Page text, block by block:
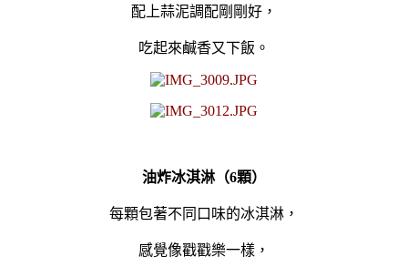
配上蒜泥調配剛剛好，
吃起來鹹香又下飯。
油炸冰淇淋（6顆）
每顆包著不同口味的冰淇淋，
感覺像戳戳樂一樣，